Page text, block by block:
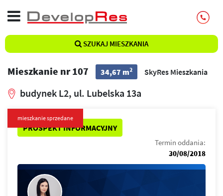
SZUKAJ MIESZKANIA
Mieszkanie nr 107 34,67 m2 SkyRes Mieszkania
budynek L2, ul. Lubelska 13a
PROSPEKT INFORMACYJNY
mieszkanie sprzedane
Termin oddania:
30/08/2018